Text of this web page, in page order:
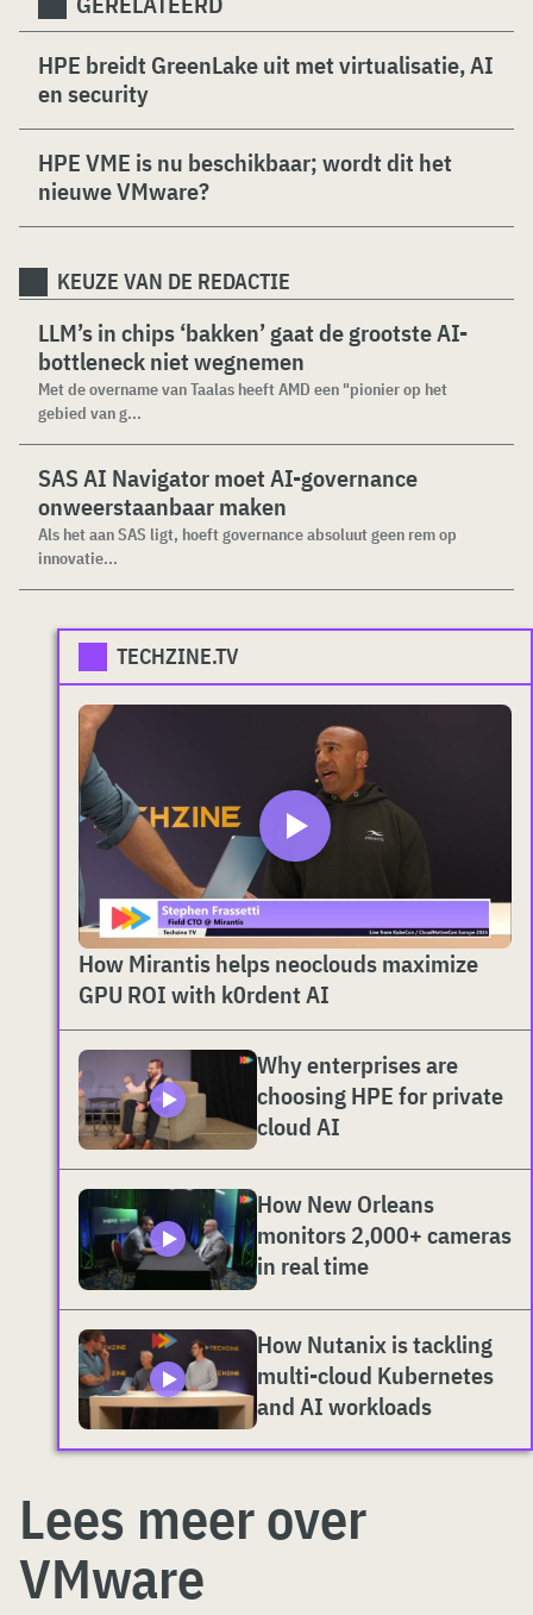
HPE breidt GreenLake uit met virtualisatie, AI
en security
HPE VME is nu beschikbaar; wordt dit het
nieuwe VMware?
KEUZE VAN DE REDACTIE
LLM’s in chips ‘bakken’ gaat de grootste AI-
bottleneck niet wegnemen
Met de overname van Taalas heeft AMD een "pionier op het
gebied van g...
SAS AI Navigator moet AI-governance
onweerstaanbaar maken
Als het aan SAS ligt, hoeft governance absoluut geen rem op
innovatie...
TECHZINE.TV
How Mirantis helps neoclouds maximize
GPU ROI with k0rdent AI
Why enterprises are
choosing HPE for private
cloud AI
How New Orleans
monitors 2,000+ cameras
in real time
How Nutanix is tackling
multi-cloud Kubernetes
and AI workloads
Lees meer over
VMware